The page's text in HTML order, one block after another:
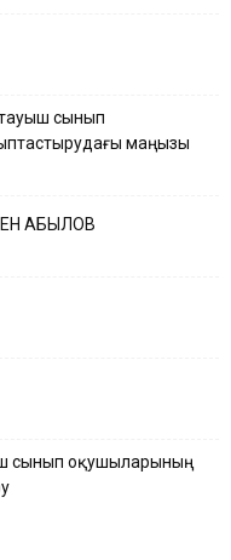
сынып
маңызы
ҚАБЫЛОВ
сынып оқушыларының